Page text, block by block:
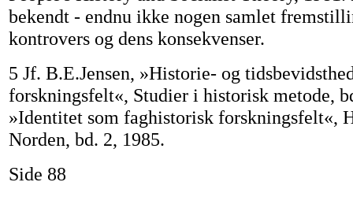
bekendt - endnu ikke nogen samlet
kontrovers og dens konsekvenser.
5 Jf. B.E.Jensen, »Historie- og
forskningsfelt«, Studier i historisk metode,
»Identitet som faghistorisk forskningsfelt«,
Norden, bd. 2, 1985.
Side 88